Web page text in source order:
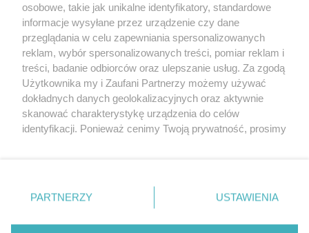
Regulamin konkursów
śniadaniówka "Hej
Szczecin! Jest piątek!"
Partnerzy
Praca Szczecin
© 2026 wSzczecinie.pl
osobowe, takie jak unikalne identyfikatory, standardowe
informacje wysyłane przez urządzenie czy dane
przeglądania w celu zapewniania spersonalizowanych
reklam, wybór spersonalizowanych treści, pomiar reklam i
treści, badanie odbiorców oraz ulepszanie usług. Za zgodą
Użytkownika my i Zaufani Partnerzy możemy używać
dokładnych danych geolokalizacyjnych oraz aktywnie
skanować charakterystykę urządzenia do celów
identyfikacji. Ponieważ cenimy Twoją prywatność, prosimy
prywatności znajdujący się w lewym dolnym rogu strony
. Niektóre rodzaje przetwarzania danych nie wymagają
PARTNERZY USTAWIENIA